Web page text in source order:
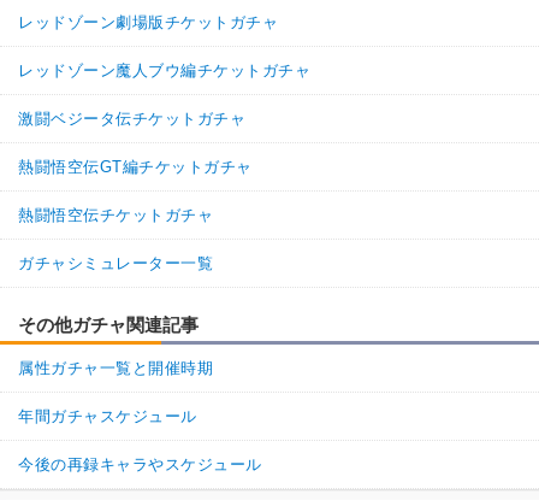
レッドゾーン劇場版チケットガチャ
レッドゾーン魔人ブウ編チケットガチャ
激闘ベジータ伝チケットガチャ
熱闘悟空伝GT編チケットガチャ
熱闘悟空伝チケットガチャ
ガチャシミュレーター一覧
その他ガチャ関連記事
属性ガチャ一覧と開催時期
年間ガチャスケジュール
今後の再録キャラやスケジュール